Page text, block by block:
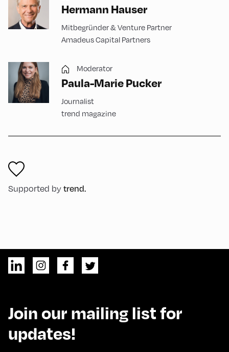
Supported bytrend.
Hermann Hauser
Mitbegründer & Venture Partner
Amadeus Capital Partners
Moderator
Paula-Marie Pucker
Journalist
trend magazine
Join our mailing list for
updates!